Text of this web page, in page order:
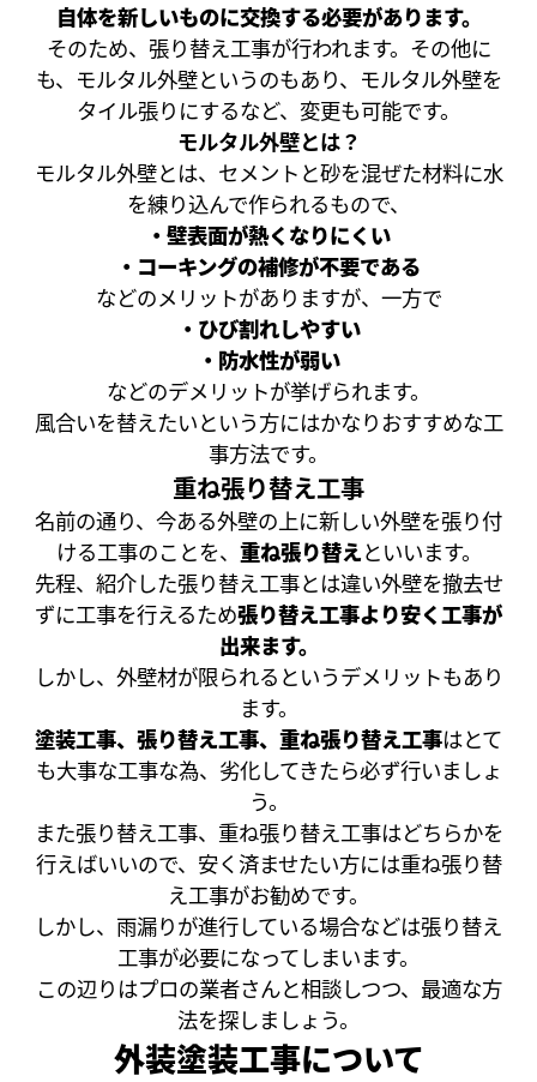
自体を新しいものに交換する必要があります。
そのため、張り替え工事が行われます。その他に
も、モルタル外壁というのもあり、モルタル外壁を
タイル張りにするなど、変更も可能です。
モルタル外壁とは？
モルタル外壁とは、セメントと砂を混ぜた材料に水
を練り込んで作られるもので、
・壁表面が熱くなりにくい
・コーキングの補修が不要である
などのメリットがありますが、一方で
・ひび割れしやすい
・防水性が弱い
などのデメリットが挙げられます。
風合いを替えたいという方にはかなりおすすめな工
事方法です。
重ね張り替え工事
名前の通り、今ある外壁の上に新しい外壁を張り付
ける工事のことを、 重ね張り替えといいます。
先程、紹介した張り替え工事とは違い外壁を撤去せ
ずに工事を行えるため張り替え工事より安く工事が
出来ます。
しかし、外壁材が限られるというデメリットもあり
ます。
塗装工事、張り替え工事、重ね張り替え工事はとて
も大事な工事な為、劣化してきたら必ず行いましょ
う。
また張り替え工事、重ね張り替え工事はどちらかを
行えばいいので、安く済ませたい方には重ね張り替
え工事がお勧めです。
しかし、雨漏りが進行している場合などは張り替え
工事が必要になってしまいます。
この辺りはプロの業者さんと相談しつつ、最適な方
法を探しましょう。
外装塗装工事について